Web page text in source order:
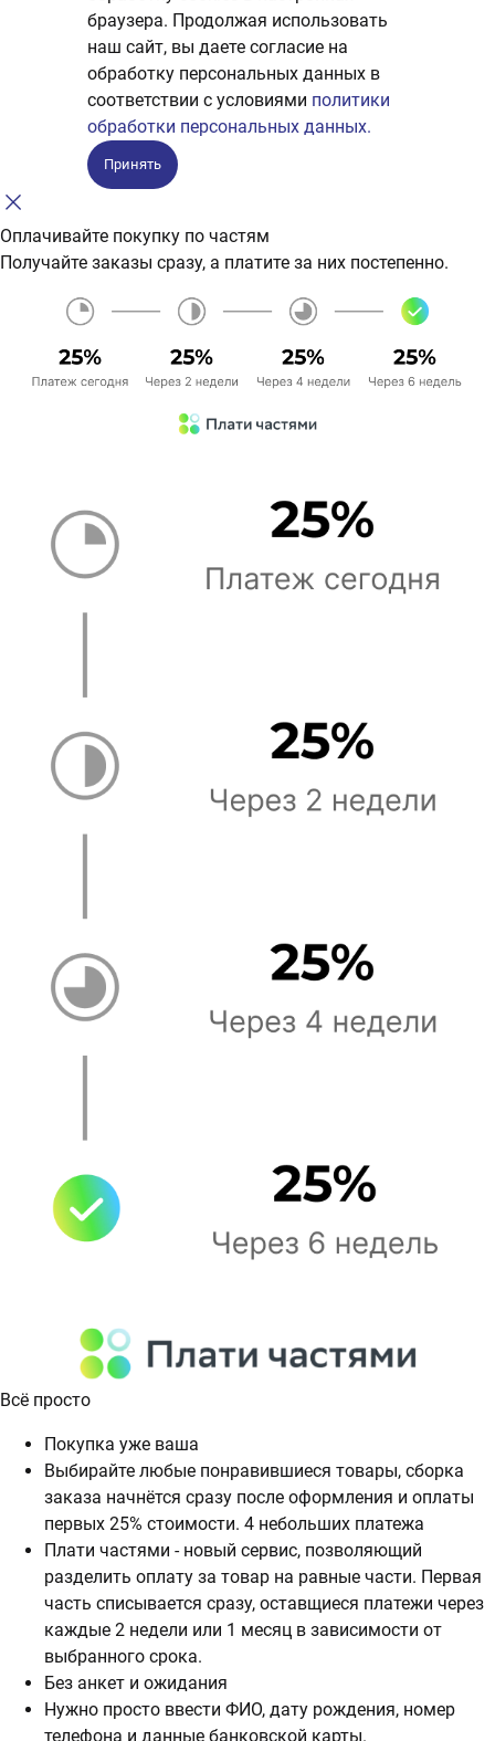
браузера. Продолжая использовать
наш сайт, вы даете согласие на
обработку персональных данных в
соответствии с условиями политики
обработки персональных данных.
Принять
Оплачивайте покупку по частям
Получайте заказы сразу, а платите за них постепенно.
Всё просто
Покупка уже ваша
Выбирайте любые понравившиеся товары, сборка
заказа начнётся сразу после оформления и оплаты
первых 25% стоимости. 4 небольших платежа
Плати частями - новый сервис, позволяющий
разделить оплату за товар на равные части. Первая
часть списывается сразу, оставщиеся платежи через
каждые 2 недели или 1 месяц в зависимости от
выбранного срока.
Без анкет и ожидания
Нужно просто ввести ФИО, дату рождения, номер
телефона и данные банковской карты.